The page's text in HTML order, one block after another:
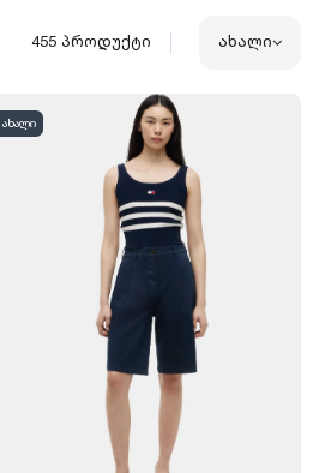
455პროდუქტი ახალი
ახალი